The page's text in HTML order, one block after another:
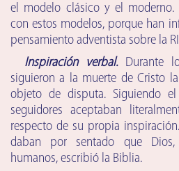
el modelo clásico y el moderno.
con estos modelos, porque han
pensamiento adventista sobre la
Inspiración verbal.Durante
siguieron a la muerte de Cristo
objeto de disputa. Siguiendo
seguidores aceptaban
respecto de su propia
daban por sentado que Dios,
humanos, escribió la Biblia.